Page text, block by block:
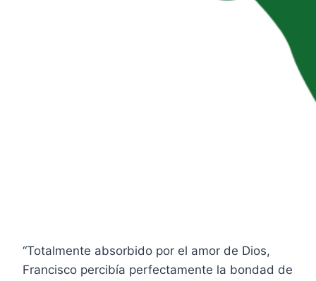
“Totalmente absorbido por el amor de Dios,
Francisco percibía perfectamente la bondad de